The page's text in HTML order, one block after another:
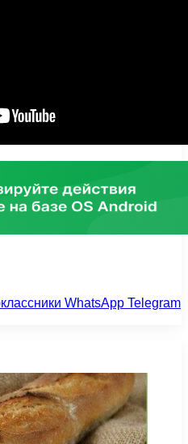
WhatsApp Telegram